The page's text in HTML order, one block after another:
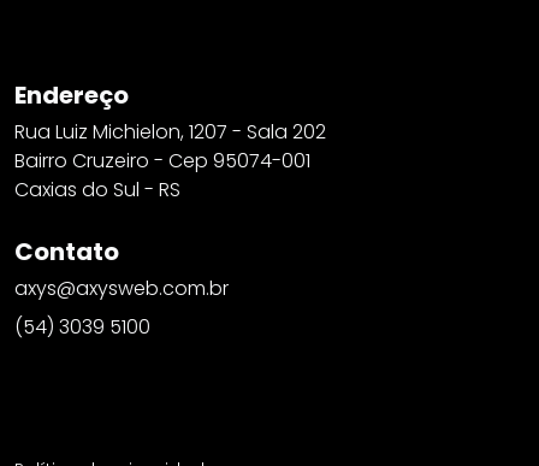
Endereço
Rua Luiz Michielon, 1207 - Sala 202
Bairro Cruzeiro - Cep 95074-001
Caxias do Sul - RS
Contato
axys@axysweb.com.br
(54) 3039 5100